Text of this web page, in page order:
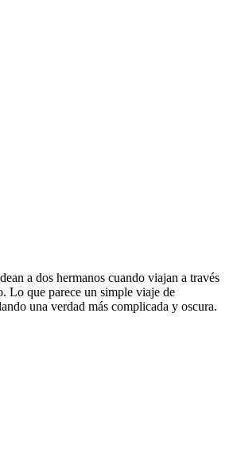
a dos hermanos cuando viajan a través
Lo que parece un simple viaje de
una verdad más complicada y oscura.